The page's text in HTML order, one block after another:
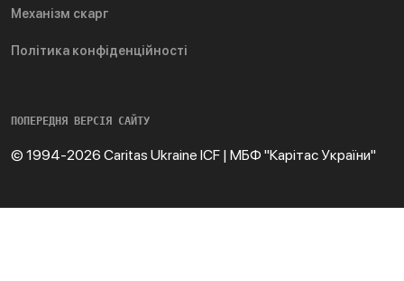
Механізм скарг
Політика конфіденційності
ПОПЕРЕДНЯ ВЕРСІЯ САЙТУ
© 1994-2026 Caritas Ukraine ICF | МБФ "Карітас України"